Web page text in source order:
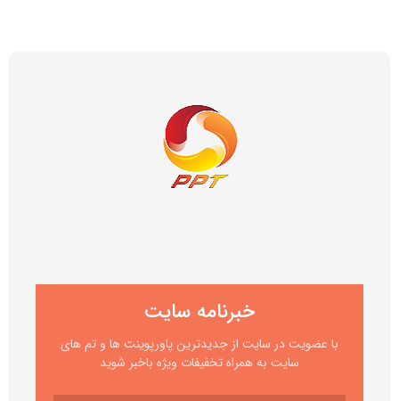
خبرنامه سایت
با عضویت در سایت از جدیدترین پاورپوینت ها و تم های
سایت به همراه تخفیفات ویژه باخبر شوید